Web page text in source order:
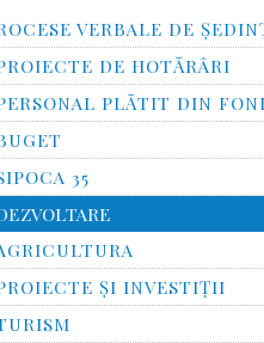
VERBALE DE
DE HOTĂRÂRI
PLĂTIT DIN
35
ȘI INVESTIȚII